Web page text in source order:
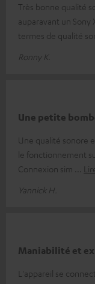
Très bonne qualité
auparavant un Sony
termes de qualité
Ronny K.
Une petite
Une qualité sonore
le fonctionnement
Connexion sim
Yannick H.
Maniabilité et
L'appareil se